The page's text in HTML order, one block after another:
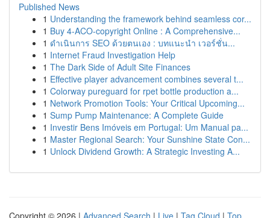
Published News
1 Understanding the framework behind seamless cor...
1 Buy 4-ACO-copyright Online : A Comprehensive...
1 ดำเนินการ SEO ด้วยตนเอง : บทแนะนำ เวอร์ชั่น...
1 Internet Fraud Investigation Help
1 The Dark Side of Adult Site Finances
1 Effective player advancement combines several t...
1 Colorway pureguard for rpet bottle production a...
1 Network Promotion Tools: Your Critical Upcoming...
1 Sump Pump Maintenance: A Complete Guide
1 Investir Bens Imóveis em Portugal: Um Manual pa...
1 Master Regional Search: Your Sunshine State Con...
1 Unlock Dividend Growth: A Strategic Investing A...
Copyright © 2026 | Advanced Search | Live | Tag Cloud | Top